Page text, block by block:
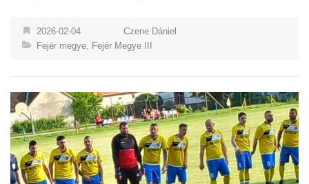
2026-02-04
Czene Dániel
Fejér megye, Fejér Megye III